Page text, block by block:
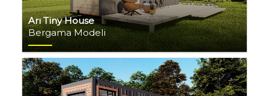
Arı Tiny House
Bergama Modeli